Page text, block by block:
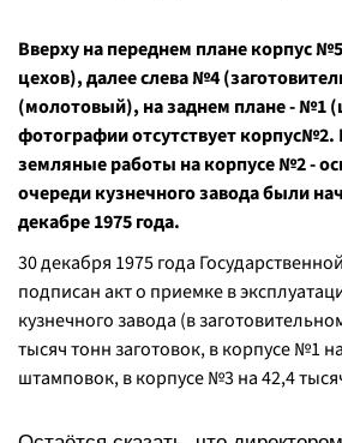
Вверху на переднем плане корпус
цехов), далее слева №4
(молотовый), на заднем плане - №1
фотографии отсутствует корпус№2.
земляные работы на корпусе №2 -
очереди кузнечного завода были
декабре 1975 года.
30 декабря 1975 года
подписан акт о приемке в
кузнечного завода (в
тысяч тонн заготовок, в корпусе №1
штамповок, в корпусе №3 на 42,4